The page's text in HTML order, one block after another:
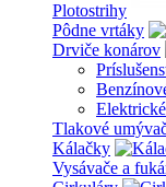
Plotostrihy
Pôdne vrtáky
Drviče konárov
Tlakové
Kálačky
Vysávače a